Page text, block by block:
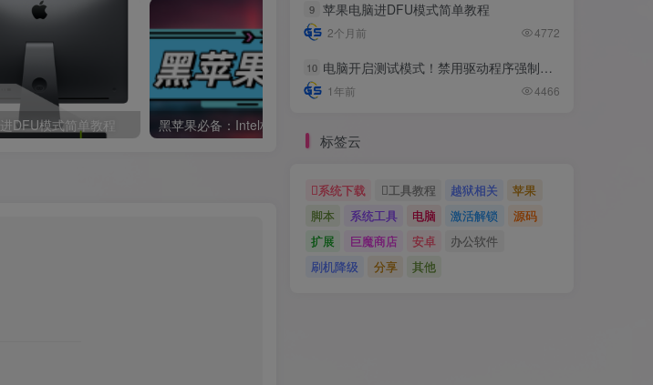
DFU模式简单教程
9 苹果电脑进DFU模式简单教程
2个月前 4772
10 电脑开启测试模式！禁用驱动程序强制签名！（大概操作方法）
1年前 4466
标签云
系统下载 工具教程 越狱相关
苹果
脚本
系统工具 电脑 激活解锁
源码
扩展
巨魔商店 安卓
办公软件
刷机降级
分享 其他